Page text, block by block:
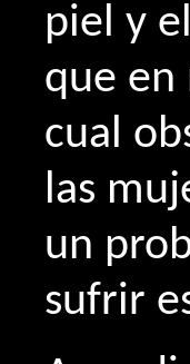
piel y
que en
cual
las
un
sufrir